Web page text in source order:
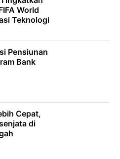
World
Teknologi
Pensiunan
Bank
Cepat,
di